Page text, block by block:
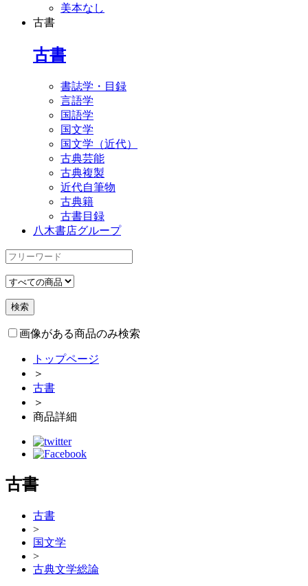
美本なし
古書
古書
書誌学・目録
言語学
国語学
国文学
国文学（近代）
古典芸能
古典複製
近代自筆物
古典籍
古書目録
八木書店グループ
画像がある商品のみ検索
トップページ
＞
古書
＞
商品詳細
古書
古書
>
国文学
>
古典文学総論